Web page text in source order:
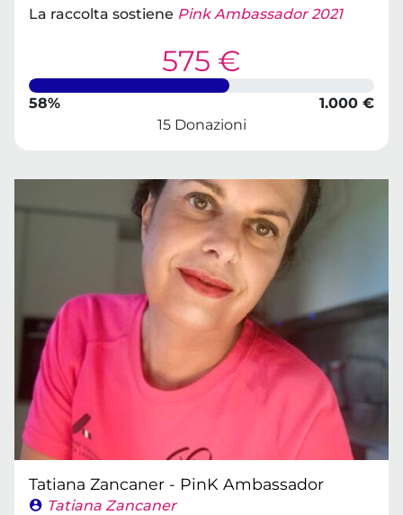
La raccolta sostiene Pink Ambassador 2021
575 €
58%
1.000 €
15 Donazioni
Tatiana Zancaner - PinK Ambassador
Tatiana Zancaner